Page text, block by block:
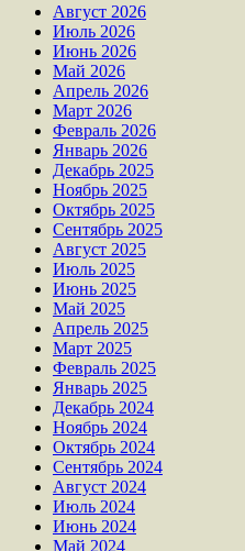
Август 2026
Июль 2026
Июнь 2026
Май 2026
Апрель 2026
Март 2026
Февраль 2026
Январь 2026
Декабрь 2025
Ноябрь 2025
Октябрь 2025
Сентябрь 2025
Август 2025
Июль 2025
Июнь 2025
Май 2025
Апрель 2025
Март 2025
Февраль 2025
Январь 2025
Декабрь 2024
Ноябрь 2024
Октябрь 2024
Сентябрь 2024
Август 2024
Июль 2024
Июнь 2024
Май 2024